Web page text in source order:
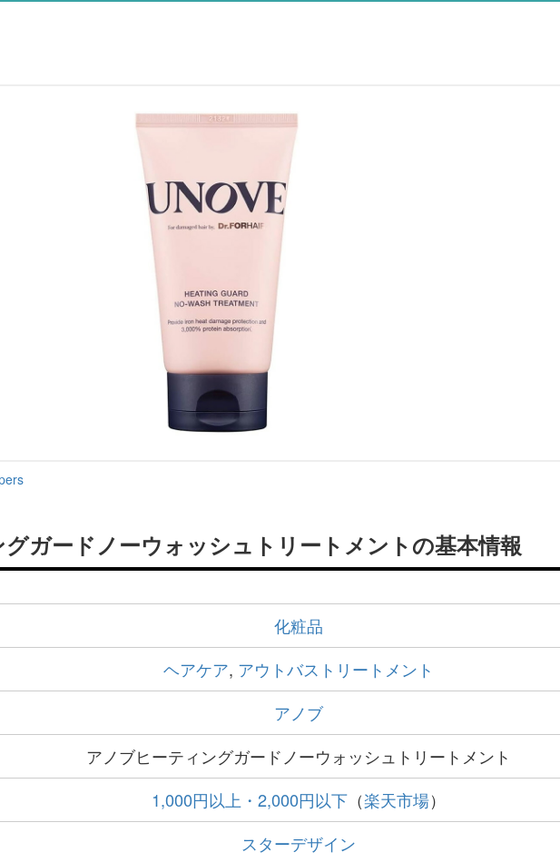
加
ガードノーウォッシュトリートメントの基本情報
化粧品
ヘアケア, アウトバストリートメント
アノブ
アノブヒーティングガードノーウォッシュトリートメント
1,000円以上・2,000円以下（楽天市場）
スターデザイン